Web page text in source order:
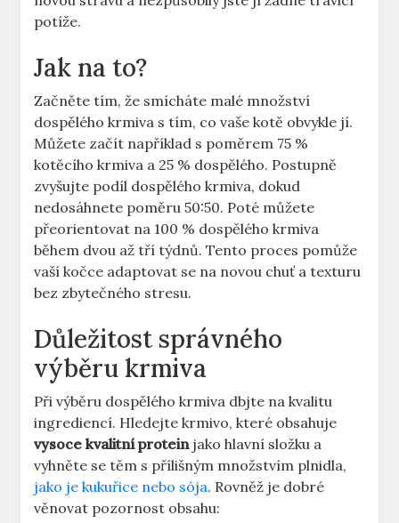
potíže.
Jak na to?
Začněte tím, že smícháte malé množství
dospělého krmiva s tím, co vaše kotě obvykle jí.
Můžete začít například s poměrem 75 %
kotěcího krmiva a 25 % dospělého. Postupně
zvyšujte podíl dospělého krmiva, dokud
nedosáhnete poměru 50:50. Poté můžete
přeorientovat na 100 % dospělého krmiva
během dvou až tří týdnů. Tento proces pomůže
vaší kočce adaptovat se na novou chuť a texturu
bez zbytečného stresu.
Důležitost správného
výběru krmiva
Při výběru dospělého krmiva dbjte na kvalitu
ingrediencí. Hledejte krmivo, které obsahuje
vysoce kvalitní proteinjako hlavní složku a
vyhněte se těm s přílišným množstvím plnidla,
jako je kukuřice nebo sója. Rovněž je dobré
věnovat pozornost obsahu: